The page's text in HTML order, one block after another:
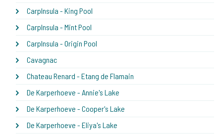
CarpInsula - King Pool
CarpInsula - Mint Pool
CarpInsula - Origin Pool
Cavagnac
Chateau Renard - Etang de Flamain
De Karperhoeve - Annie's Lake
De Karperhoeve - Cooper's Lake
De Karperhoeve - Eliya's Lake